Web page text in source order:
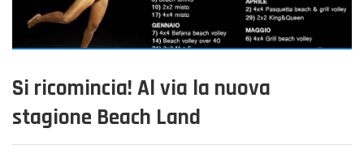
Si ricomincia! Al via la nuova
stagione Beach Land